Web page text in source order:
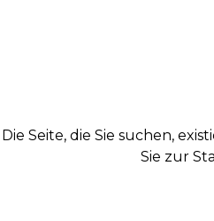
Die Seite, die Sie suchen,
Sie zur